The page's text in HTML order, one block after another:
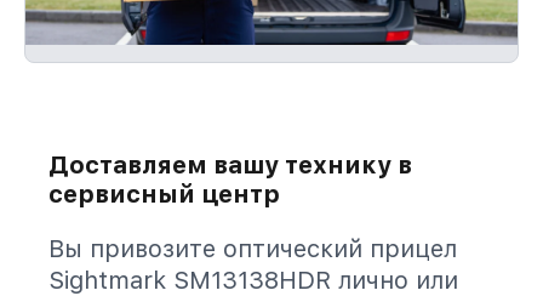
Доставляем вашу технику в
сервисный центр
Вы привозите оптический прицел
Sightmark SM13138HDR лично или